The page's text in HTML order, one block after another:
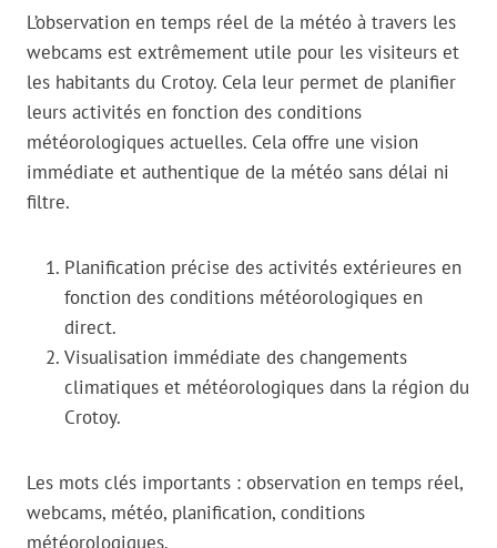
L’observation en temps réel de la météo à travers les
webcams est extrêmement utile pour les visiteurs et
les habitants du Crotoy. Cela leur permet de planifier
leurs activités en fonction des conditions
météorologiques actuelles. Cela offre une vision
immédiate et authentique de la météo sans délai ni
filtre.
Planification précise des activités extérieures en
fonction des conditions météorologiques en
direct.
Visualisation immédiate des changements
climatiques et météorologiques dans la région du
Crotoy.
Les mots clés importants : observation en temps réel,
webcams, météo, planification, conditions
météorologiques.